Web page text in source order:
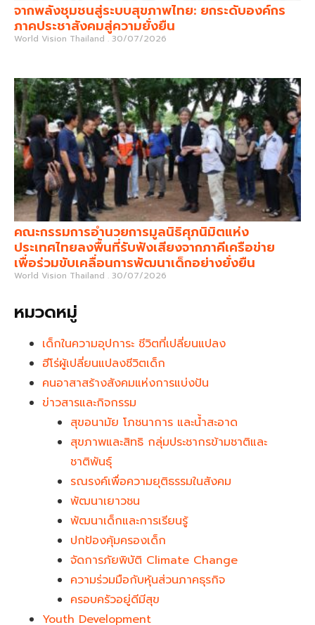
จากพลังชุมชนสู่ระบบสุขภาพไทย: ยกระดับองค์กร
ภาคประชาสังคมสู่ความยั่งยืน
World Vision Thailand 30/07/2026
คณะกรรมการอำนวยการมูลนิธิศุภนิมิตแห่ง
ประเทศไทยลงพื้นที่รับฟังเสียงจากภาคีเครือข่าย
เพื่อร่วมขับเคลื่อนการพัฒนาเด็กอย่างยั่งยืน
World Vision Thailand 30/07/2026
หมวดหมู่
เด็กในความอุปการะ ชีวิตที่เปลี่ยนแปลง
ฮีโร่ผู้เปลี่ยนแปลงชีวิตเด็ก
คนอาสาสร้างสังคมแห่งการแบ่งปัน
ข่าวสารและกิจกรรม
สุขอนามัย โภชนาการ และน้ำสะอาด
สุขภาพและสิทธิ กลุ่มประชากรข้ามชาติและ
ชาติพันธุ์
รณรงค์เพื่อความยุติธรรมในสังคม
พัฒนาเยาวชน
พัฒนาเด็กและการเรียนรู้
ปกป้องคุ้มครองเด็ก
จัดการภัยพิบัติ Climate Change
ความร่วมมือกับหุ้นส่วนภาคธุรกิจ
ครอบครัวอยู่ดีมีสุข
Youth Development​